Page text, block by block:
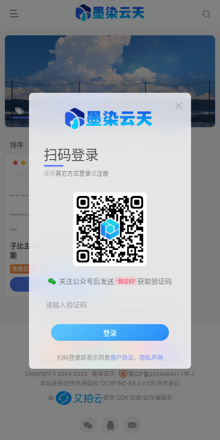
排序
子比主题美化-用户中心隐私功
能
免费资源
查看文章
申请 友情链接 | 站点地图 Sitemap |
用户协议 UserAgreement | 隐私政策 Privacy
Copyright © 2024-2025 · 墨染云天
蜀ICP备2024084011号-1
本站采用创作共用版权 CC BY-NC-SA 4.0 CN 许可协议
由
提供 CDN 加速/云存储服务
扫码登录
使用其它方式登录或注册
关注公众号后发送 “验证码” 获取验证码
请输入验证码
登录
扫码登录即表示同意用户协议、 隐私声明